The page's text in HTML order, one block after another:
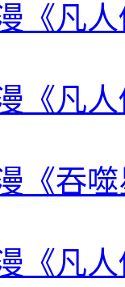
《凡
《凡
《吞
《凡